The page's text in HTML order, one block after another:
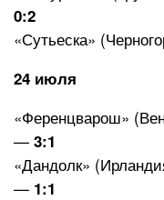
0:2
«Сутьеска»
24 июля
«Ференцварош»
— 3:1
«Дандолк»
— 1:1